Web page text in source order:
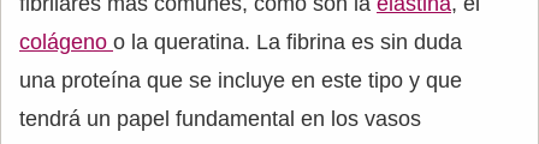
colágeno o la queratina. La fibrina es sin duda
una proteína que se incluye en este tipo y que
tendrá un papel fundamental en los vasos